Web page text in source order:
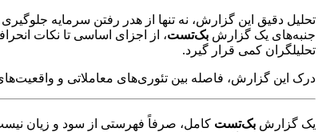
تحلیل دقیق این گزارش، نه تنها از هدر رفتن سرمایه جلوگیری
جنبه‌های یک گزارش بک‌تست، از اجزای اساسی تا نکات
تحلیلگران کمی قرار گیرد.
درک این گزارش، فاصله بین تئوری‌های معاملاتی و
یک گزارش بک‌تست کامل، صرفاً فهرستی از سود و زیان